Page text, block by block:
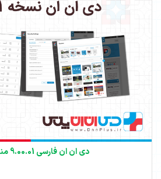
دی ان ان فارسی 9.00.01 منتشر شد !